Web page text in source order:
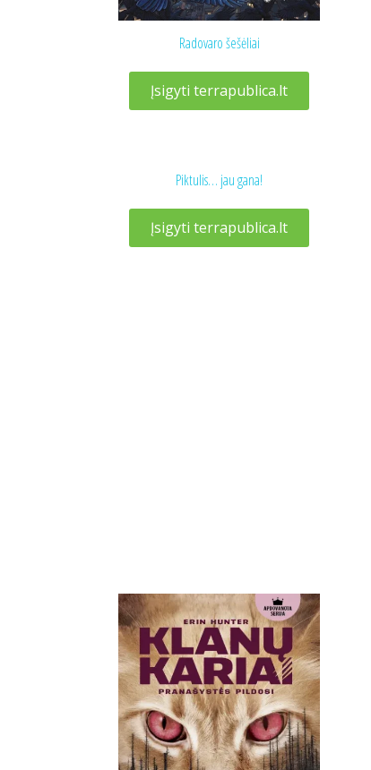
Radovaro šešėliai
Įsigyti terrapublica.lt
Piktulis… jau gana!
Įsigyti terrapublica.lt